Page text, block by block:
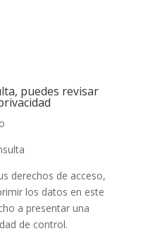
puedes revisar
derechos de acceso,
los datos en este
a presentar una
de control.